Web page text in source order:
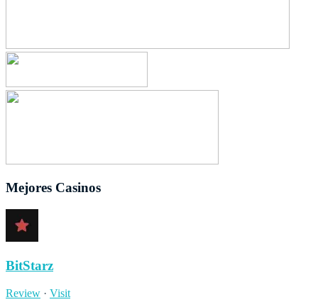
Mejores Casinos
BitStarz
Review · Visit